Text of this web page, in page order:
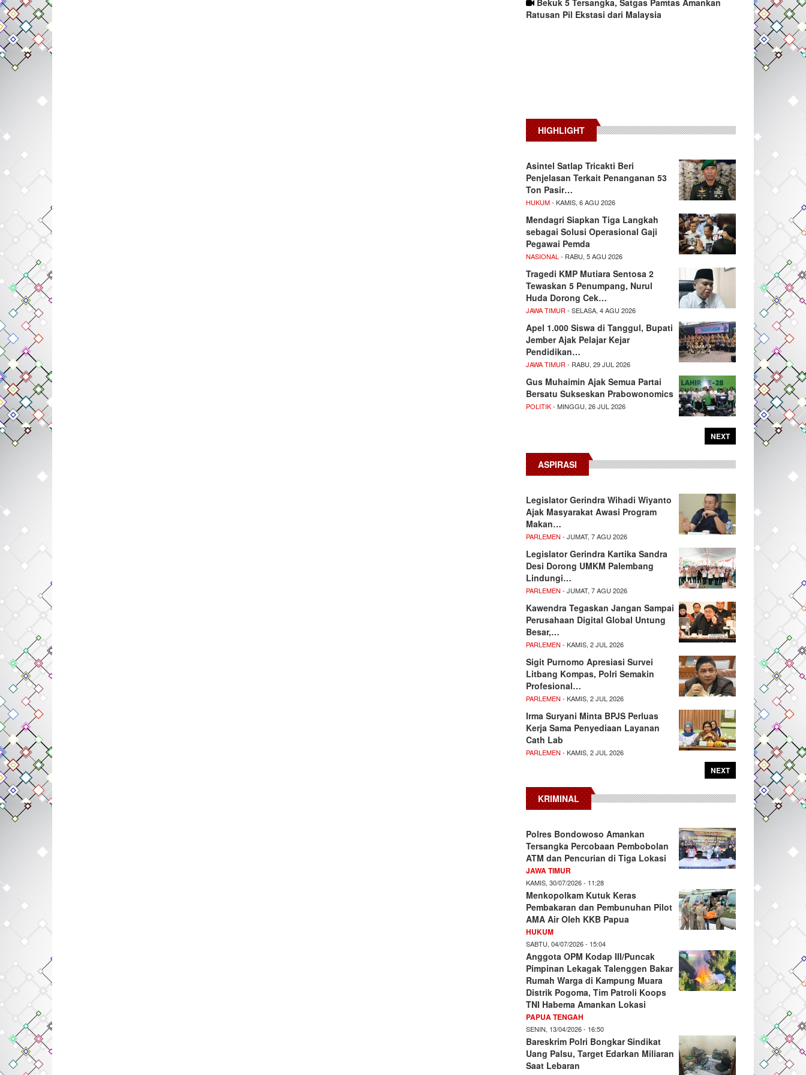
Ratusan Pil Ekstasi dari Malaysia
HIGHLIGHT
Asintel Satlap Tricakti Beri
Penjelasan Terkait Penanganan 53
Ton Pasir…
HUKUM- KAMIS, 6 AGU 2026
Mendagri Siapkan Tiga Langkah
sebagai Solusi Operasional Gaji
Pegawai Pemda
NASIONAL - RABU, 5 AGU 2026
Tragedi KMP Mutiara Sentosa 2
Tewaskan 5 Penumpang, Nurul
Huda Dorong Cek…
JAWA TIMUR - SELASA, 4 AGU 2026
Apel 1.000 Siswa di Tanggul, Bupati
Jember Ajak Pelajar Kejar
Pendidikan…
JAWA TIMUR - RABU, 29 JUL 2026
Gus Muhaimin Ajak Semua Partai
Bersatu Sukseskan Prabowonomics
POLITIK- MINGGU, 26 JUL 2026
NEXT
ASPIRASI
Legislator Gerindra Wihadi Wiyanto
Ajak Masyarakat Awasi Program
Makan…
PARLEMEN - JUMAT, 7 AGU 2026
Legislator Gerindra Kartika Sandra
Desi Dorong UMKM Palembang
Lindungi…
PARLEMEN - JUMAT, 7 AGU 2026
Kawendra Tegaskan Jangan Sampai
Perusahaan Digital Global Untung
Besar,…
PARLEMEN - KAMIS, 2 JUL 2026
Sigit Purnomo Apresiasi Survei
Litbang Kompas, Polri Semakin
Profesional…
PARLEMEN - KAMIS, 2 JUL 2026
Irma Suryani Minta BPJS Perluas
Kerja Sama Penyediaan Layanan
Cath Lab
PARLEMEN - KAMIS, 2 JUL 2026
NEXT
KRIMINAL
Polres Bondowoso Amankan
Tersangka Percobaan Pembobolan
ATM dan Pencurian di Tiga Lokasi
JAWA TIMUR
KAMIS, 30/07/2026 - 11:28
Menkopolkam Kutuk Keras
Pembakaran dan Pembunuhan Pilot
AMA Air Oleh KKB Papua
HUKUM
SABTU, 04/07/2026 - 15:04
Anggota OPM Kodap III/Puncak
Pimpinan Lekagak Talenggen Bakar
Rumah Warga di Kampung Muara
Distrik Pogoma, Tim Patroli Koops
TNI Habema Amankan Lokasi
PAPUA TENGAH
SENIN, 13/04/2026 - 16:50
Bareskrim Polri Bongkar Sindikat
Uang Palsu, Target Edarkan Miliaran
Saat Lebaran